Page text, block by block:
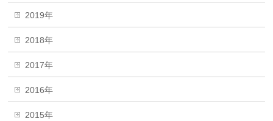
2019年
2018年
2017年
2016年
2015年